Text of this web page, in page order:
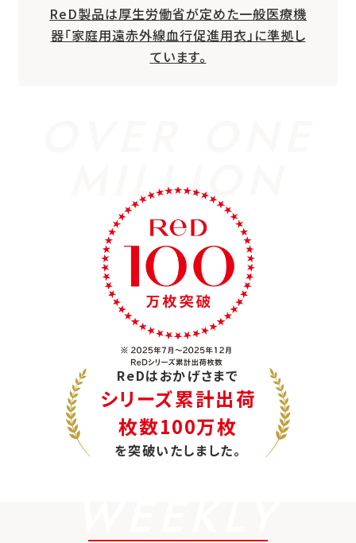
ReD製品は厚生労働省が定めた一般医療機
器「家庭用遠赤外線血行促進用衣」に準拠し
ています。
MILLION
ReDはおかげさまで
シリーズ累計出荷
枚数100万枚
を突破いたしました。